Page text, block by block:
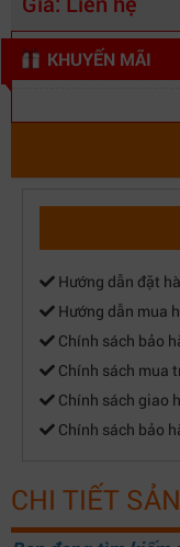
KHUYẾN MÃI
Hướng dẫn đặt
Hướng dẫn mua
Chính sách bảo
Chính sách mua
Chính sách giao
Chính sách bảo
CHI TIẾT